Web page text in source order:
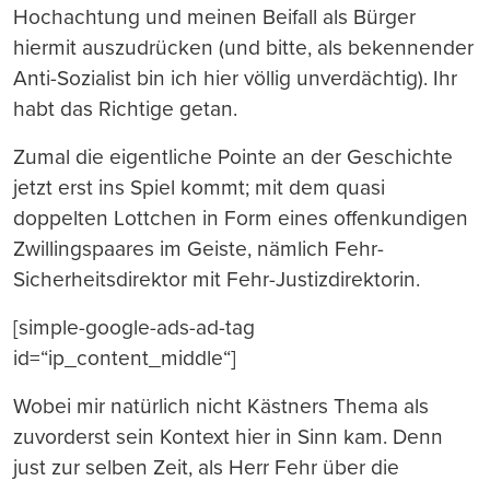
Hochachtung und meinen Beifall als Bürger
hiermit auszudrücken (und bitte, als bekennender
Anti-Sozialist bin ich hier völlig unverdächtig). Ihr
habt das Richtige getan.
Zumal die eigentliche Pointe an der Geschichte
jetzt erst ins Spiel kommt; mit dem quasi
doppelten Lottchen in Form eines offenkundigen
Zwillingspaares im Geiste, nämlich Fehr-
Sicherheitsdirektor mit Fehr-Justizdirektorin.
[simple-google-ads-ad-tag
id=“ip_content_middle“]
Wobei mir natürlich nicht Kästners Thema als
zuvorderst sein Kontext hier in Sinn kam. Denn
just zur selben Zeit, als Herr Fehr über die